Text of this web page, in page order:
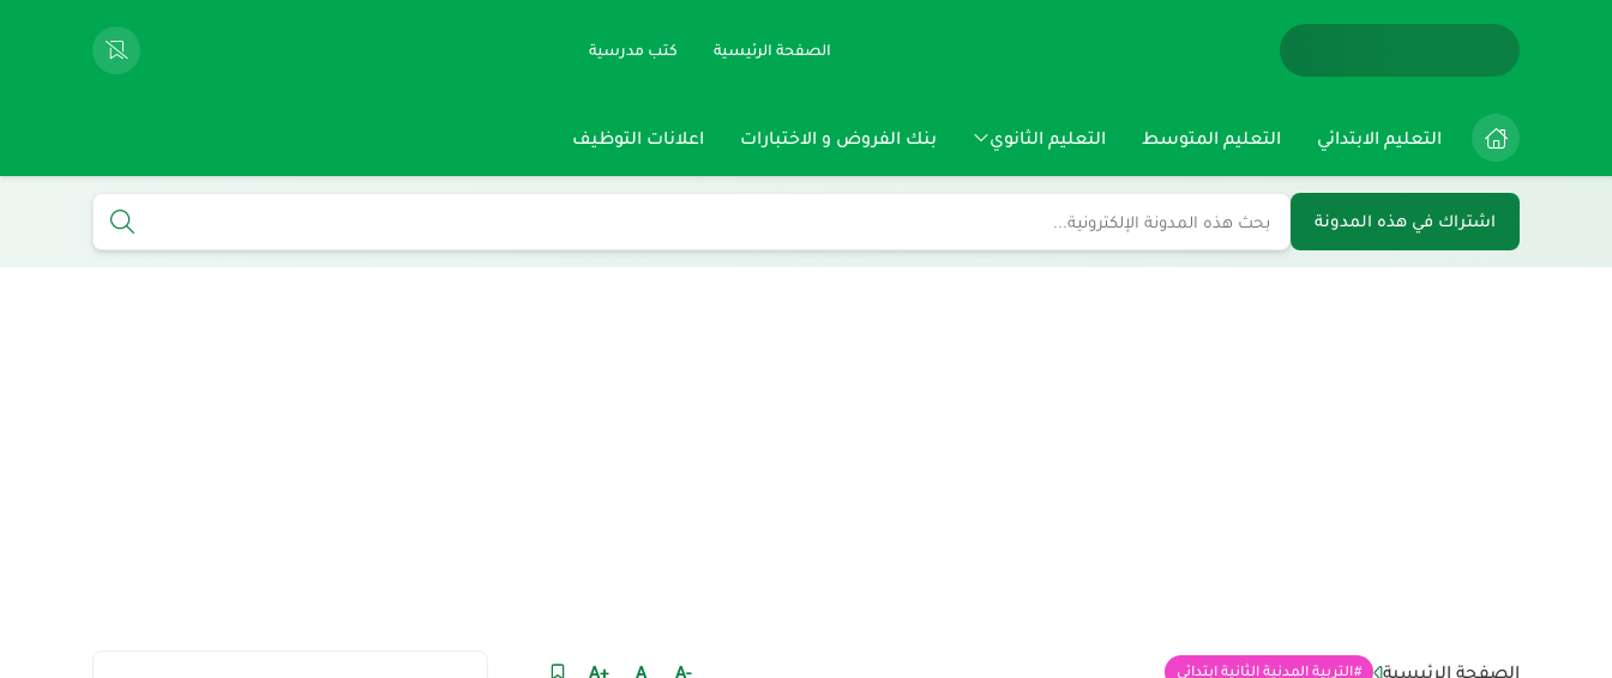
الصفحة الرئيسية كتب مدرسية
التعليم الابتدائي التعليم المتوسط التعليم الثانوي بنك الفروض و الاختبارات اعلانات التوظيف
اشتراك في هذه المدونة
الصفحة الرئيسية التربية المدنية الثانية ابتدائي +A A -A